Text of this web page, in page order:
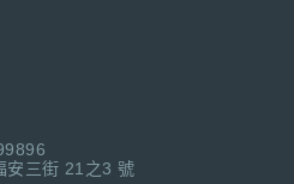
安三街 21之3 號